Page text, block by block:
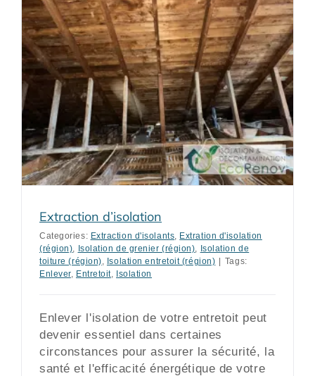
Extraction d’isolation
Categories: Extraction d'isolants, Extration d'isolation
(région), Isolation de grenier (région), Isolation de
toiture (région), Isolation entretoit (région)
Tags:
Enlever, Entretoit, Isolation
Enlever l'isolation de votre entretoit peut
devenir essentiel dans certaines
circonstances pour assurer la sécurité, la
santé et l'efficacité énergétique de votre